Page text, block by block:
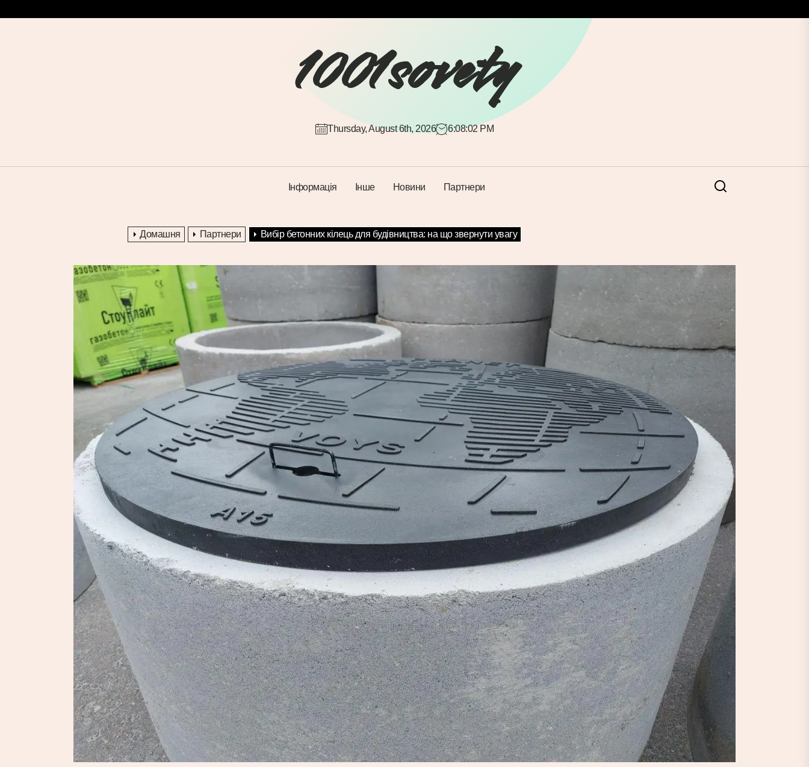
1001sovety
Thursday, August 6th, 2026 6:08:03 PM
Інформація Інше Новини Партнери
Домашня Партнери Вибір бетонних кілець для будівництва: на що звернути увагу